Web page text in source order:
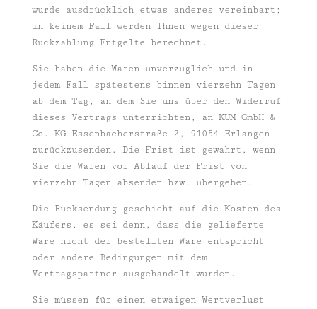
wurde ausdrücklich etwas anderes vereinbart;
in keinem Fall werden Ihnen wegen dieser
Rückzahlung Entgelte berechnet.
Sie haben die Waren unverzüglich und in
jedem Fall spätestens binnen vierzehn Tagen
ab dem Tag, an dem Sie uns über den Widerruf
dieses Vertrags unterrichten, an KUM GmbH &
Co. KG Essenbacherstraße 2, 91054 Erlangen
zurückzusenden. Die Frist ist gewahrt, wenn
Sie die Waren vor Ablauf der Frist von
vierzehn Tagen absenden bzw. übergeben.
Die Rücksendung geschieht auf die Kosten des
Käufers, es sei denn, dass die gelieferte
Ware nicht der bestellten Ware entspricht
oder andere Bedingungen mit dem
Vertragspartner ausgehandelt wurden.
Sie müssen für einen etwaigen Wertverlust